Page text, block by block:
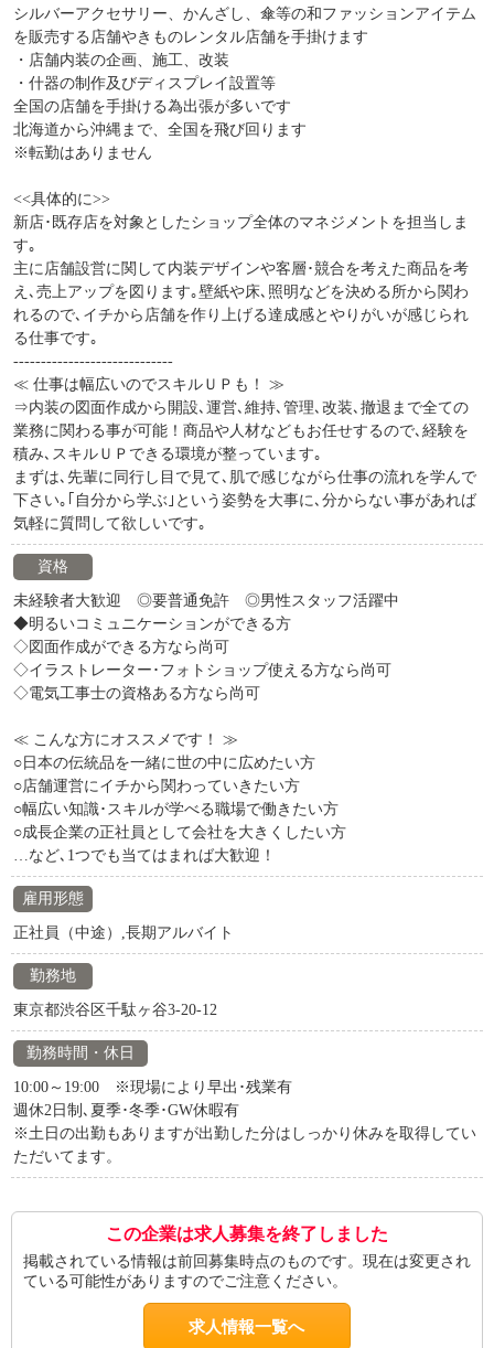
シルバーアクセサリー、かんざし、傘等の和ファッションアイテム
を販売する店舗やきものレンタル店舗を手掛けます
・店舗内装の企画、施工、改装
・什器の制作及びディスプレイ設置等
全国の店舗を手掛ける為出張が多いです
北海道から沖縄まで、全国を飛び回ります
※転勤はありません
<<具体的に>>
新店･既存店を対象としたショップ全体のマネジメントを担当しま
す｡
主に店舗設営に関して内装デザインや客層･競合を考えた商品を考
え､売上アップを図ります｡壁紙や床､照明などを決める所から関わ
れるので､イチから店舗を作り上げる達成感とやりがいが感じられ
る仕事です｡
-----------------------------
≪ 仕事は幅広いのでスキルＵＰも！ ≫
⇒内装の図面作成から開設､運営､維持､管理､改装､撤退まで全ての
業務に関わる事が可能！商品や人材などもお任せするので､経験を
積み､スキルＵＰできる環境が整っています｡
まずは､先輩に同行し目で見て､肌で感じながら仕事の流れを学んで
下さい｡｢自分から学ぶ｣という姿勢を大事に､分からない事があれば
気軽に質問して欲しいです｡
資格
未経験者大歓迎 ◎要普通免許 ◎男性スタッフ活躍中
◆明るいコミュニケーションができる方
◇図面作成ができる方なら尚可
◇イラストレーター･フォトショップ使える方なら尚可
◇電気工事士の資格ある方なら尚可
≪ こんな方にオススメです！ ≫
○日本の伝統品を一緒に世の中に広めたい方
○店舗運営にイチから関わっていきたい方
○幅広い知識･スキルが学べる職場で働きたい方
○成長企業の正社員として会社を大きくしたい方
…など､1つでも当てはまれば大歓迎！
雇用形態
正社員（中途）,長期アルバイト
勤務地
東京都渋谷区千駄ヶ谷3-20-12
勤務時間・休日
10:00～19:00 ※現場により早出･残業有
週休2日制､夏季･冬季･GW休暇有
※土日の出勤もありますが出勤した分はしっかり休みを取得してい
ただいてます。
この企業は求人募集を終了しました
掲載されている情報は前回募集時点のものです。現在は変更され
ている可能性がありますのでご注意ください。
求人情報一覧へ